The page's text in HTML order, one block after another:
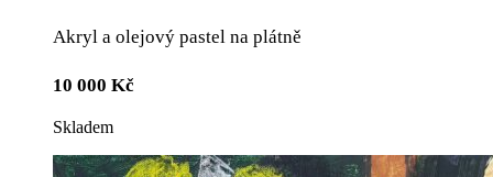
Akryl a olejový pastel na plátně
10 000 Kč
Skladem